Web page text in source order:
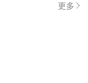
更多